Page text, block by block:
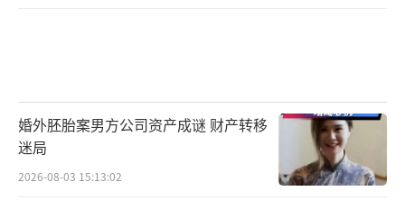
婚外胚胎案男方公司资产成谜 财产转移
迷局
2026-08-03 15:13:02